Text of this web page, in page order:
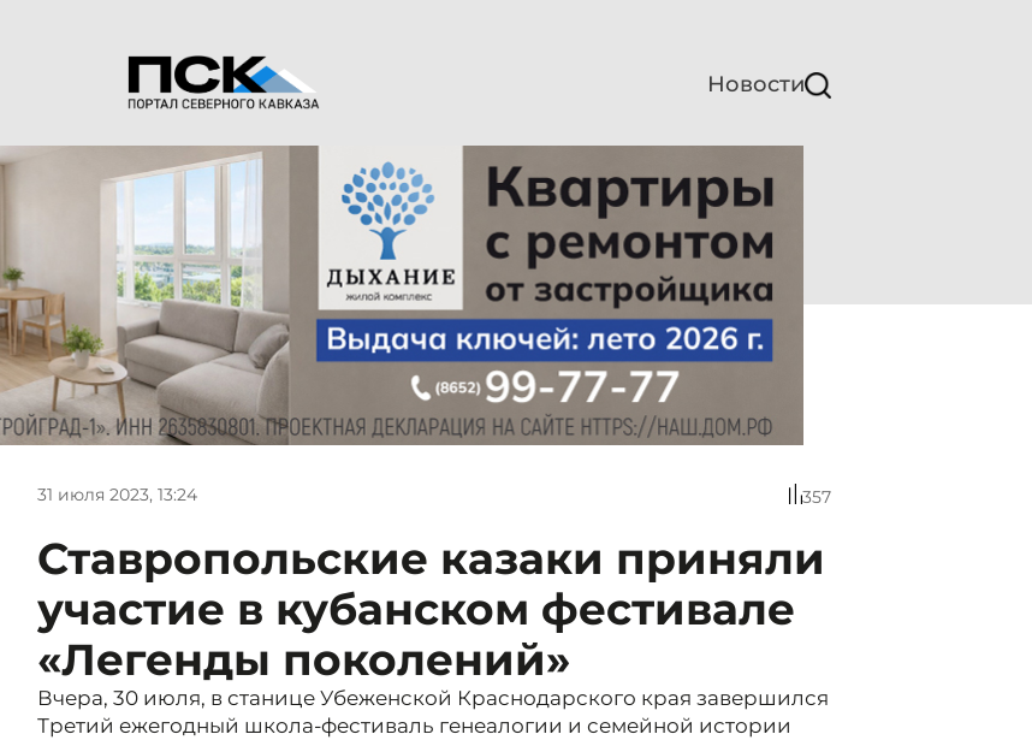
Новости
31 июля 2023, 13:24 357
Ставропольские казаки приняли
участие в кубанском фестивале
«Легенды поколений»
Вчера, 30 июля, в станице Убеженской Краснодарского края завершился
Третий ежегодный школа-фестиваль генеалогии и семейной истории